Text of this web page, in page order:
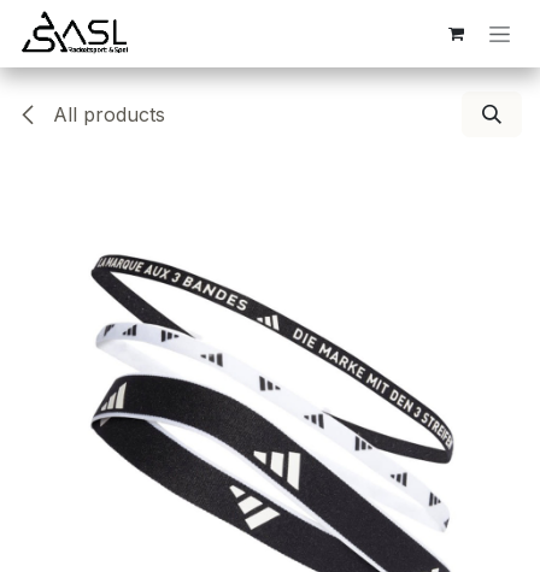
Overslaan naar inhoud
All products